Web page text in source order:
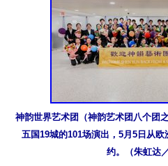
神韵世界艺术团（神韵艺术团八个团
五国19城的101场演出，5月5日从
约。（朱虹达